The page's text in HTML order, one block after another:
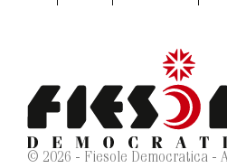
© 2026 - Fiesole Democratica -